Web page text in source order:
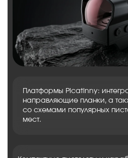
Платформы Picatinny:
направляющие планки, а
со схемами популярных
мест.